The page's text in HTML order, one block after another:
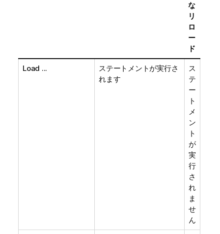
な
リ
ロ
ー
ド
Load ...
ステートメントが実行さ
れます
ス
テ
ー
ト
メ
ン
ト
が
実
行
さ
れ
ま
せ
ん